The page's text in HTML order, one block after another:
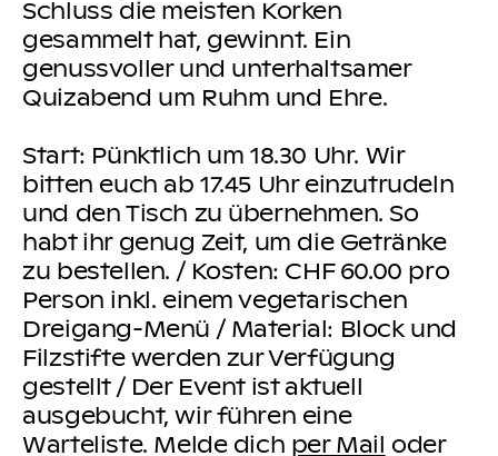
Schluss die meisten Korken
gesammelt hat, gewinnt. Ein
genussvoller und unterhaltsamer
Quizabend um Ruhm und Ehre.
Start: Pünktlich um 18.30 Uhr. Wir
bitten euch ab 17.45 Uhr einzutrudeln
und den Tisch zu übernehmen. So
habt ihr genug Zeit, um die Getränke
zu bestellen. / Kosten: CHF 60.00 pro
Person inkl. einem vegetarischen
Dreigang-Menü / Material: Block und
Filzstifte werden zur Verfügung
gestellt / Der Event ist aktuell
ausgebucht, wir führen eine
Warteliste. Melde dich per Mail oder